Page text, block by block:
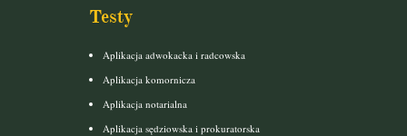
Testy
Aplikacja adwokacka i radcowska
Aplikacja komornicza
Aplikacja notarialna
Aplikacja sędziowska i prokuratorska